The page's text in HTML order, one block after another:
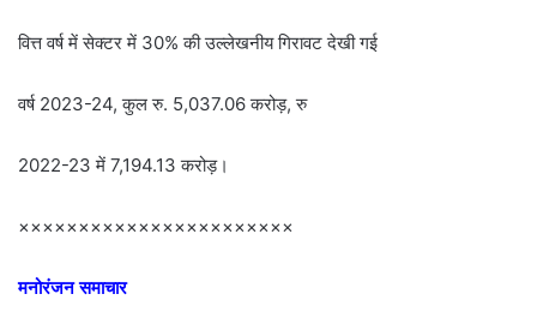
वित्त वर्ष में सेक्टर में 30% की उल्लेखनीय गिरावट देखी गई
वर्ष 2023-24, कुल रु. 5,037.06 करोड़, रु
2022-23 में 7,194.13 करोड़।
×××××××××××××××××××××××
मनोरंजन समाचार